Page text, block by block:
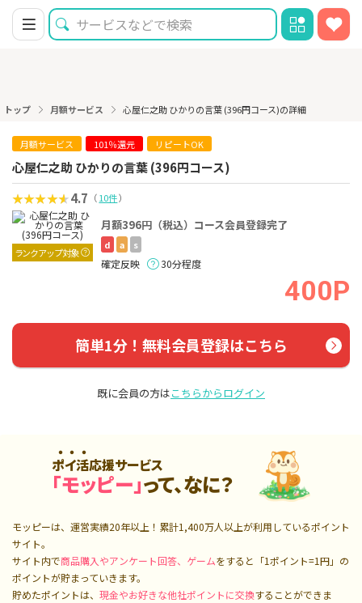
トップ 月額サービス 心屋仁之助 ひかりの言葉 (396円コース)の詳細
月額サービス 101％還元 リピートOK
心屋仁之助 ひかりの言葉 (396円コース)
4.7 （10件）
ランクアップ対象
月額396円（税込）コース会員登録完了
d a s
確定反映 30分程度
400P
簡単1分！無料会員登録はこちら
既に会員の方はこちらからログイン
ポイ活応援サービス
「モッピー」って、なに？
モッピーは、運営実績20年以上！累計1,400万人以上が利用しているポイント
サイト。
サイト内で商品購入やアンケート回答、ゲームをすると「1ポイント=1円」の
ポイントが貯まっていきます。
貯めたポイントは、 現金やお好きな他社ポイントに交換することができま